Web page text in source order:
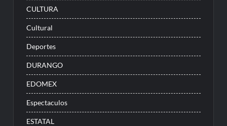
CULTURA
Cultural
Deportes
DURANGO
EDOMEX
Espectaculos
ESTATAL